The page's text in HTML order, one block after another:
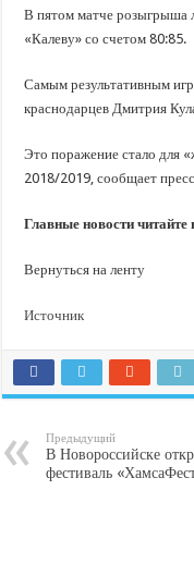
Важные правила обращения
Стартовал прием заявок
В пятом матче розыгрыша
«Калеву» со счетом 80:85.
Самым результативным
краснодарцев Дмитрия
Это поражение стало для
2018/2019, сообщает
Главные новости
Вернуться на ленту
Источник
Предыдущий
В Новороссийске
фестиваль